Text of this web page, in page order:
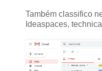
Também classifico
Ideaspaces,